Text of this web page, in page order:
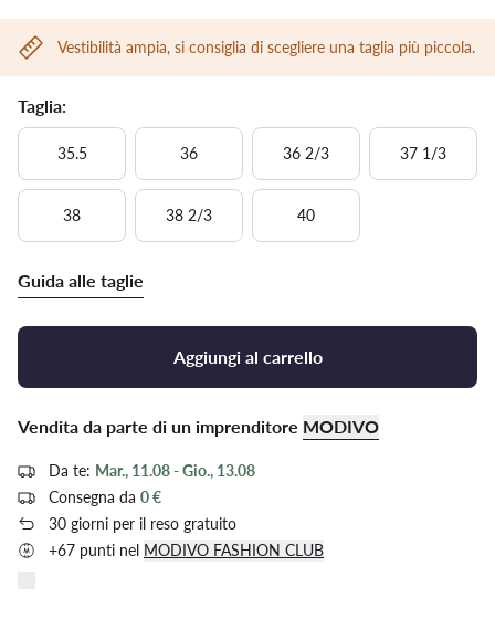
Vestibilità ampia, si consiglia di scegliere una taglia più piccola.
Taglia:
35.5 36 36 2/3 37 1/3
38 38 2/3 40
Guida alle taglie
Aggiungi al carrello
Vendita da parte di un imprenditore MODIVO
Da te: Mar., 11.08 - Gio., 13.08
Consegna da 0 €
30 giorni per il reso gratuito
+67 punti nel MODIVO FASHION CLUB